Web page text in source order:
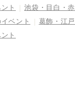
ト 池袋・目白・
ベント 葛飾・江
ト